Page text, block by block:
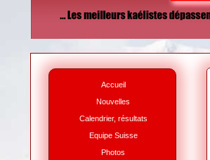
Accueil
Nouvelles
Calendrier, résultats
Equipe Suisse
Photos